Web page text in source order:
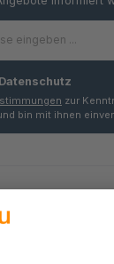
Datenschutz
zur
bin mit ihnen